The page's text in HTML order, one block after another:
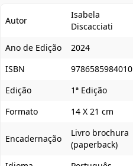
Autor
Isabela
Discacciati
Ano de Edição
2024
ISBN
9786585984010
Edição
1ª Edição
Formato
14 X 21 cm
Encadernação
Livro brochura
(paperback)